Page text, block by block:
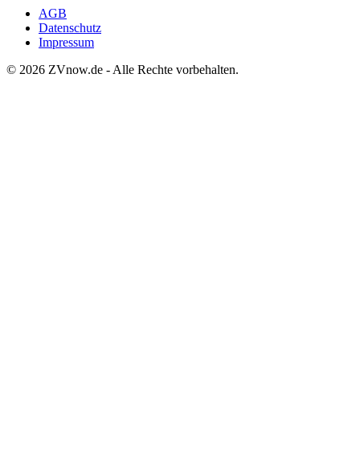
AGB
Datenschutz
Impressum
© 2026 ZVnow.de - Alle Rechte vorbehalten.